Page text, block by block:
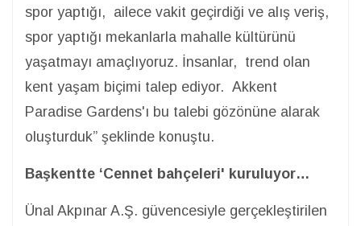
spor yaptığı, ailece vakit geçirdiği ve alış veriş,
spor yaptığı mekanlarla mahalle kültürünü
yaşatmayı amaçlıyoruz. İnsanlar, trend olan
kent yaşam biçimi talep ediyor. Akkent
Paradise Gardens'ı bu talebi gözönüne alarak
oluşturduk” şeklinde konuştu.
Başkentte ‘Cennet bahçeleri' kuruluyor…
Ünal Akpınar A.Ş. güvencesiyle gerçekleştirilen